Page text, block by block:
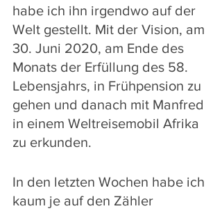
habe ich ihn irgendwo auf der
Welt gestellt. Mit der Vision, am
30. Juni 2020, am Ende des
Monats der Erfüllung des 58.
Lebensjahrs, in Frühpension zu
gehen und danach mit Manfred
in einem Weltreisemobil Afrika
zu erkunden.
In den letzten Wochen habe ich
kaum je auf den Zähler